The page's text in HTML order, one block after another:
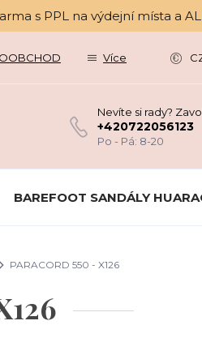
s PPL na výdejní místa a
Více
Nevíte si rady?
+420722056123
Po - Pá: 8-20
BAREFOOT SANDÁLY
PARACORD 550 - X126